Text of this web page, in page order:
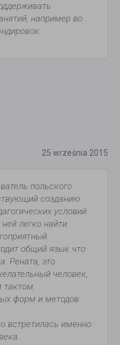
например во
25 września 2015
польского
созданию
условий
легко найти
общий язык что
Рената, это
человек,
тактом,
форм и методов
встретилась именно